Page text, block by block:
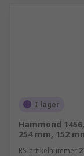
I lager
Hammond
254 mm, 152
RS-artikelnummer